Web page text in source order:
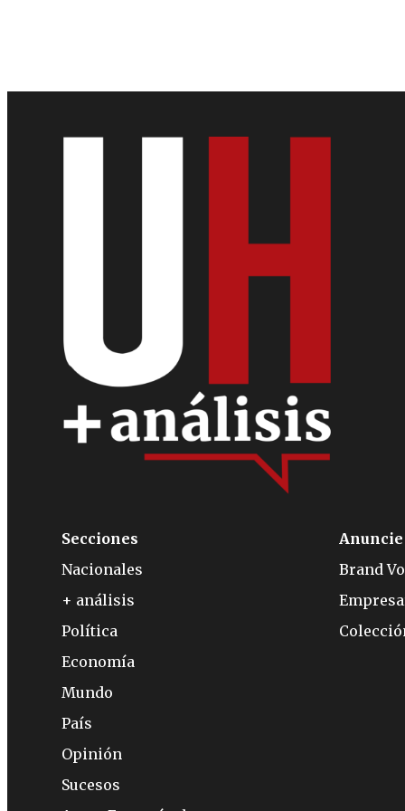
Secciones
Nacionales
+ análisis
Política
Economía
Mundo
País
Opinión
Sucesos
Brand